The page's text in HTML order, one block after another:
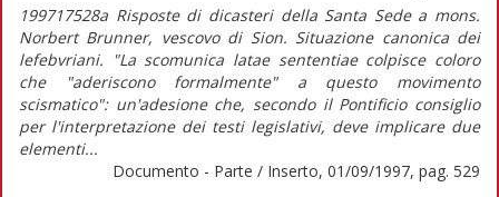
199717528a Risposte di dicasteri della Santa Sede a mons.
Norbert Brunner, vescovo di Sion. Situazione canonica dei
lefebvriani. "La scomunica latae sententiae colpisce coloro
che "aderiscono formalmente" a questo movimento
scismatico": un'adesione che, secondo il Pontificio consiglio
per l'interpretazione dei testi legislativi, deve implicare due
elementi...
Documento - Parte / Inserto, 01/09/1997, pag. 529